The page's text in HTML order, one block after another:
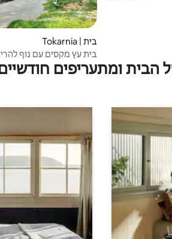
בית | Tokarnia
בית עץ מקסים עם נוף
הבית ומתעריפים